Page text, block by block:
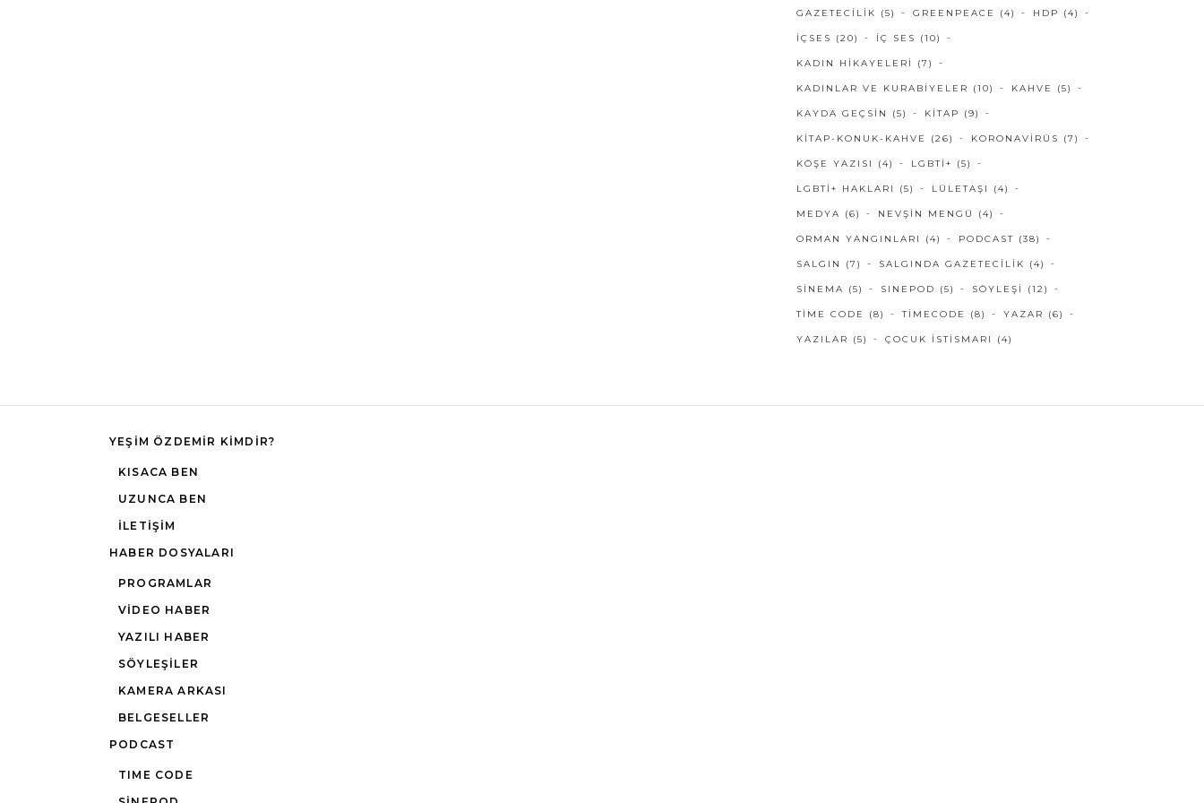
GAZETECILIK (5) GREENPEACE (4) HDP (4)
IÇSES (20) IÇ SES (10)
KADIN HIKAYELERI (7)
KADINLAR VE KURABIYELER (10) KAHVE (5)
KAYDA GEÇSIN (5) KITAP (9)
KITAP-KONUK-KAHVE (26) KORONAVIRÜS (7)
KÖŞE YAZISI (4) LGBTI+ (5)
LGBTI+ HAKLARI (5) LÜLETAŞI (4)
MEDYA (6) NEVŞIN MENGÜ (4)
ORMAN YANGINLARI (4) PODCAST (38)
SALGIN (7) SALGINDA GAZETECILIK (4)
SINEMA (5) SINEPOD (5) SÖYLEŞI (12)
TIME CODE (8) TIMECODE (8) YAZAR (6)
YAZILAR (5) ÇOCUK İSTISMARI (4)
YEŞIM ÖZDEMIR KIMDIR?
KISACA BEN
UZUNCA BEN
İLETIŞIM
HABER DOSYALARI
PROGRAMLAR
VIDEO HABER
YAZILI HABER
SÖYLEŞILER
KAMERA ARKASI
BELGESELLER
PODCAST
TIME CODE